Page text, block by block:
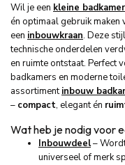
Wil je een kleine badkamer
én optimaal gebruik maken
een inbouwkraan. Deze
technische onderdelen
en ruimte ontstaat. Perfect
badkamers en moderne
assortimentinbouw
– compact, elegant én
Wat heb je nodig voor
Inbouwdeel–
universeel of merk